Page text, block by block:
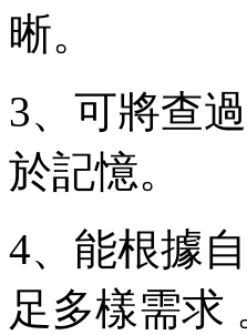
晰。
3、可將查
於記憶。
4、能根據
足多樣需求